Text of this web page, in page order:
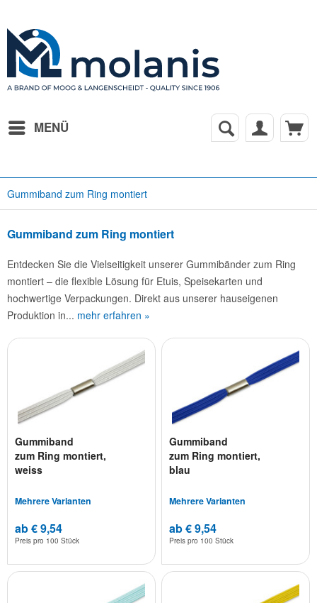
MENÜ
Gummiband zum Ring montiert
Gummiband zum Ring montiert
Entdecken Sie die Vielseitigkeit unserer Gummibänder zum Ring
montiert – die flexible Lösung für Etuis, Speisekarten und
hochwertige Verpackungen. Direkt aus unserer hauseigenen
Produktion in... mehr erfahren »
Gummiband
zum Ring montiert,
weiss
Mehrere Varianten
ab € 9,54
Preis pro 100 Stück
Gummiband
zum Ring montiert,
blau
Mehrere Varianten
ab € 9,54
Preis pro 100 Stück